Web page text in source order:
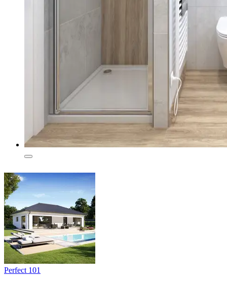
Perfect 101